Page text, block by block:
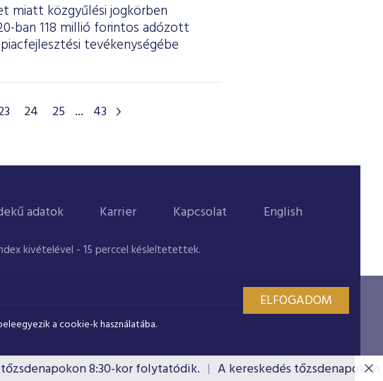
8:30-kor folytatódik. A kereskedés tőzsdenapokon
miatt közgyűlési jogkörben
ban 118 millió forintos adózott
tevékenységébe
24 25 ... 43
adatok Karrier Kapcsolat English
kivételével - 15 perccel késleltetettek.
a cookie-k használatába.
ELFOGADOM